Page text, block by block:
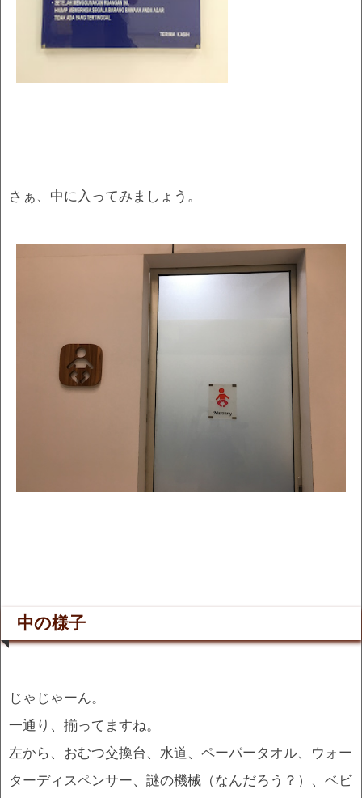
さぁ、中に入ってみましょう。
中の様子
じゃじゃーん。
一通り、揃ってますね。
左から、おむつ交換台、水道、ペーパータオル、ウォー
ターディスペンサー、謎の機械（なんだろう？）、ベビ